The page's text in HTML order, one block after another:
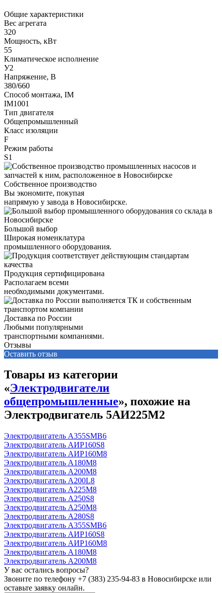
Общие характеристики
Вес агрегата
320
Мощность, кВт
55
Климатическое исполнение
У2
Напряжение, В
380/660
Способ монтажа, IM
IM1001
Тип двигателя
Общепромышленный
Класс изоляции
F
Режим работы
S1
Собственное производство
Вы экономите, покупая
напрямую у завода в Новосибирске.
Большой выбор
Широкая номенклатура
промышленного оборудования.
Продукция сертифицирована
Располагаем всеми
необходимыми документами.
Доставка по России
Любыми популярными
транспортными компаниями.
Отзывы
Оставить отзыв
Товары из категории
«Электродвигатели
общепромышленные», похожие на
Электродвигатель 5АИ225М2
Электродвигатель А355SМВ6
Электродвигатель АИР160S8
Электродвигатель АИР160М8
Электродвигатель А180М8
Электродвигатель А200М8
Электродвигатель А200L8
Электродвигатель А225М8
Электродвигатель А250S8
Электродвигатель А250М8
Электродвигатель А280S8
Электродвигатель А355SМВ6
Электродвигатель АИР160S8
Электродвигатель АИР160М8
Электродвигатель А180М8
Электродвигатель А200М8
У вас остались вопросы?
Звоните по телефону +7 (383) 235-94-83 в Новосибирске или
оставьте заявку онлайн.